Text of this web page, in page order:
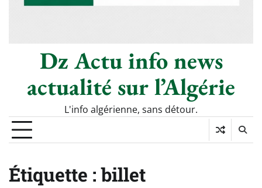
Dz Actu info news
actualité sur l’Algérie
L'info algérienne, sans détour.
Étiquette :billet